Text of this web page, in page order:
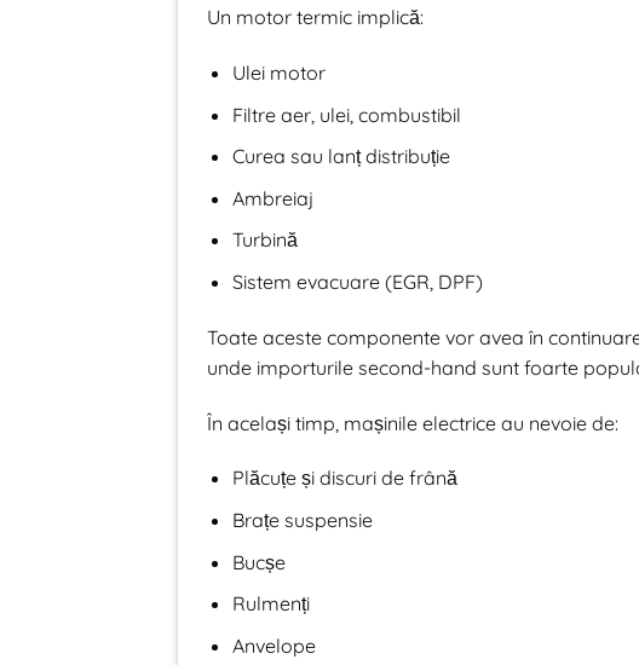
Un motor termic implică:
Ulei motor
Filtre aer, ulei, combustibil
Curea sau lanț distribuție
Ambreiaj
Turbină
Sistem evacuare (EGR, DPF)
Toate aceste componente vor avea în
unde importurile second-hand sunt foarte
În același timp, mașinile electrice au nevoie de:
Plăcuțe și discuri de frână
Brațe suspensie
Bucșe
Rulmenți
Anvelope